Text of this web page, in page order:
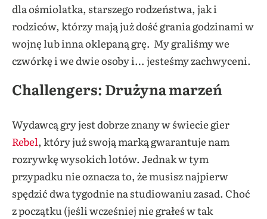
dla ośmiolatka, starszego rodzeństwa, jak i
rodziców, którzy mają już dość grania godzinami w
wojnę lub inna oklepaną grę. My graliśmy we
czwórkę i we dwie osoby i… jesteśmy zachwyceni.
Challengers: Drużyna marzeń
Wydawcą gry jest dobrze znany w świecie gier
Rebel, który już swoją marką gwarantuje nam
rozrywkę wysokich lotów. Jednak w tym
przypadku nie oznacza to, że musisz najpierw
spędzić dwa tygodnie na studiowaniu zasad. Choć
z początku (jeśli wcześniej nie grałeś w tak